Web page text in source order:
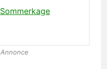
Annonce